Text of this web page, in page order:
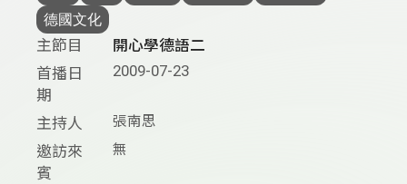
德國文化
主節目
開心學德語二
首播日
期
2009-07-23
主持人 張南思
邀訪來
賓
無